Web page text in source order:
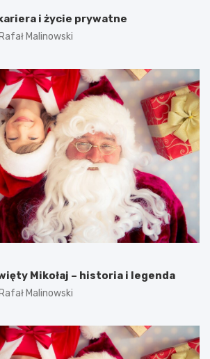
i życie prywatne
Rafał Malinowski
Mikołaj – historia i legenda
Rafał Malinowski